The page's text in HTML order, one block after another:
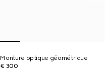
Monture optique géométrique
€ 300